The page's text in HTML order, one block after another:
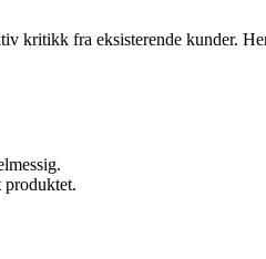
kritikk fra eksisterende kunder.
produktet.